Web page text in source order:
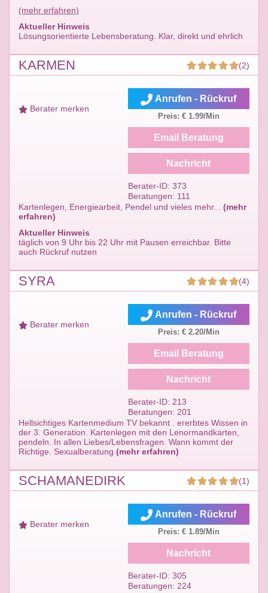
(mehr erfahren)
Aktueller Hinweis
Lösungsorientierte Lebensberatung. Klar, direkt und ehrlich
KARMEN (2)
Berater merken
Kartenlegen, Energiearbeit, Pendel und vieles mehr... (mehr
erfahren)
Aktueller Hinweis
täglich von 9 Uhr bis 22 Uhr mit Pausen erreichbar. Bitte
auch Rückruf nutzen
Anrufen - Rückruf
Preis: € 1.99/Min
Email Beratung
Nachricht
Berater-ID: 373
Beratungen: 111
SYRA (4)
Berater merken
Hellsichtiges Kartenmedium TV bekannt . ererbtes Wissen in
der 3. Generation. Kartenlegen mit den Lenormandkarten,
pendeln. In allen Liebes/Lebensfragen. Wann kommt der
Richtige. Sexualberatung (mehr erfahren)
Anrufen - Rückruf
Preis: € 2.20/Min
Email Beratung
Nachricht
Berater-ID: 213
Beratungen: 201
SCHAMANEDIRK (1)
Berater merken
Anrufen - Rückruf
Preis: € 1.89/Min
Nachricht
Berater-ID: 305
Beratungen: 224